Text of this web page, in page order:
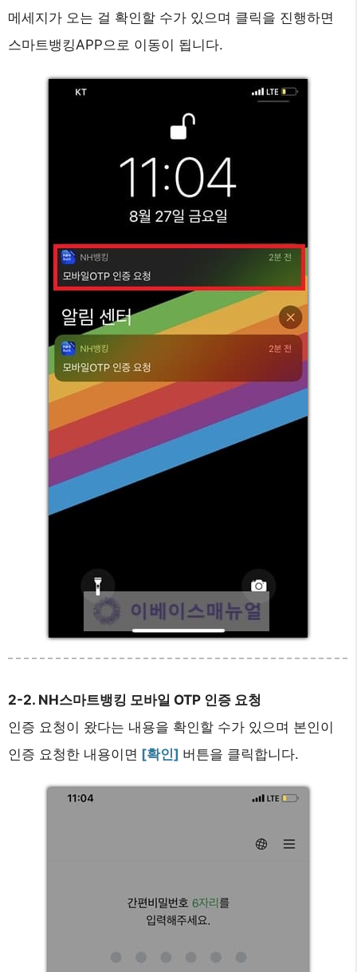
메세지가 오는 걸 확인할 수가 있으며 클릭을 진행하면
스마트뱅킹APP으로 이동이 됩니다.
2-2. NH스마트뱅킹 모바일 OTP 인증 요청
인증 요청이 왔다는 내용을 확인할 수가 있으며 본인이
인증 요청한 내용이면 [확인] 버튼을 클릭합니다.